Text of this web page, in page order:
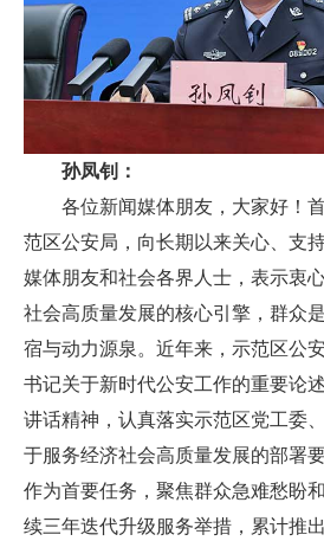
孙凤钊：
各位新闻媒体朋友，大家好！
范区公安局，向长期以来关心、支
媒体朋友和社会各界人士，表示衷
社会高质量发展的核心引擎，群众
宿与动力源泉‌。近年来，示范区公
书记关于新时代公安工作的重要论
讲话精神，认真落实示范区党工委
于服务经济社会高质量发展的部署
作为首要任务，聚焦群众急难愁盼
续三年迭代升级服务举措，累计推